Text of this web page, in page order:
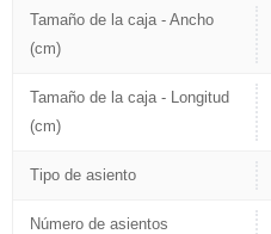
Tamaño de la caja - Ancho
(cm)
Tamaño de la caja - Longitud
(cm)
Tipo de asiento
Número de asientos